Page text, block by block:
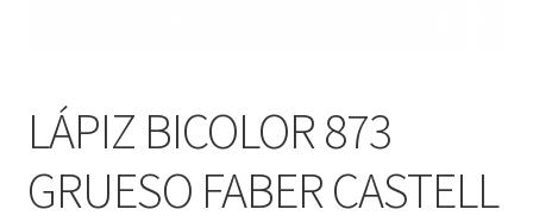
LÁPIZ BICOLOR 873
GRUESO FABER CASTELL